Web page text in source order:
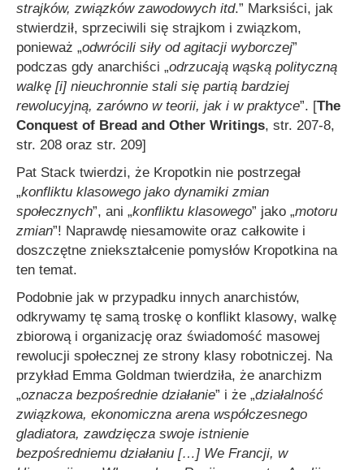
strajków, związków zawodowych itd.” Marksiści, jak
stwierdził, sprzeciwili się strajkom i związkom,
ponieważ „odwrócili siły od agitacji wyborczej”
podczas gdy anarchiści „odrzucają wąską polityczną
walkę [i] nieuchronnie stali się partią bardziej
rewolucyjną, zarówno w teorii, jak i w praktyce”. [The
Conquest of Bread and Other Writings, str. 207-8,
str. 208 oraz str. 209]
Pat Stack twierdzi, że Kropotkin nie postrzegał
„konfliktu klasowego jako dynamiki zmian
społecznych”, ani „konfliktu klasowego” jako „motoru
zmian”! Naprawdę niesamowite oraz całkowite i
doszczętne zniekształcenie pomysłów Kropotkina na
ten temat.
Podobnie jak w przypadku innych anarchistów,
odkrywamy tę samą troskę o konflikt klasowy, walkę
zbiorową i organizację oraz świadomość masowej
rewolucji społecznej ze strony klasy robotniczej. Na
przykład Emma Goldman twierdziła, że anarchizm
„oznacza bezpośrednie działanie” i że „działalność
związkowa, ekonomiczna arena współczesnego
gladiatora, zawdzięcza swoje istnienie
bezpośredniemu działaniu […] We Francji, w